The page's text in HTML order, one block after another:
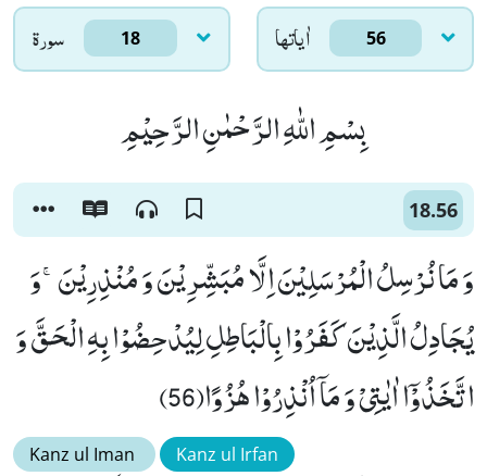
سورۃ 18 اٰياتها 56
بِسْمِ اللّٰهِ الرَّحْمٰنِ الرَّحِیْمِ
18.56
وَ مَا نُرْسِلُ الْمُرْسَلِیْنَ اِلَّا مُبَشِّرِیْنَ وَ مُنْذِرِیْنَۚ-وَ
یُجَادِلُ الَّذِیْنَ كَفَرُوْا بِالْبَاطِلِ لِیُدْحِضُوْا بِهِ الْحَقَّ وَ
اتَّخَذُوْۤا اٰیٰتِیْ وَ مَاۤ اُنْذِرُوْا هُزُوًا(56)
Kanz ul Iman Kanz ul Irfan